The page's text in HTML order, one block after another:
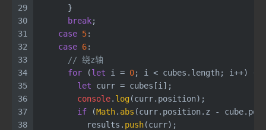
29
30
31
32
33
34
35
36
37
38
      }
break;
case 5:
case 6:
// 绕z轴
for (let i = 0; i < cubes. length; i++) {
let curr = cubes[i];
console. log(curr. position);
if (Math. abs (curr. position. z - cube.
          results.
push(curr);